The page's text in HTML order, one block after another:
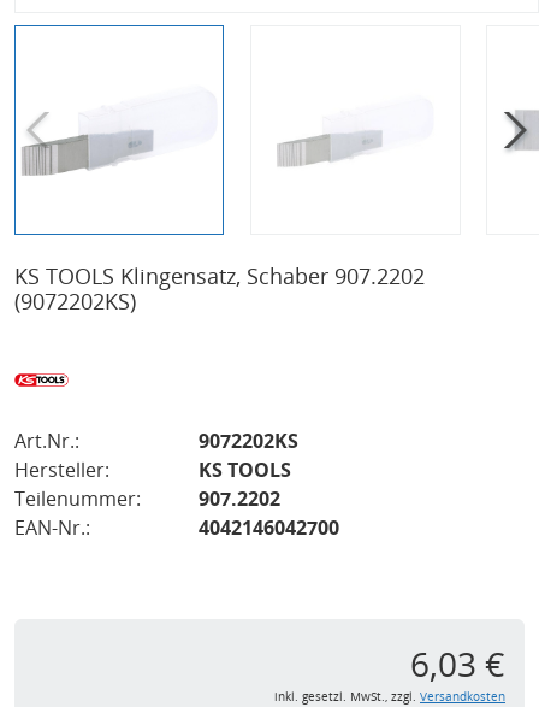
KS TOOLS Klingensatz, Schaber 907.2202
(9072202KS)
Art.Nr.:
9072202KS
Hersteller:
KS TOOLS
Teilenummer:
907.2202
EAN-Nr.:
4042146042700
6,03 €
inkl. gesetzl. MwSt., zzgl. Versandkosten